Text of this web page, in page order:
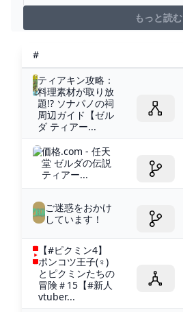
もっと読む
#
ティアキン攻略：
料理素材が取り放
題!? ソナパノの祠
周辺ガイド【ゼル
ダ ティアー...
価格.com - 任天
堂 ゼルダの伝説
ティアー...
ご迷惑をおかけ
しています！
【#ピクミン4】
ポンコツ王子(♀)
とピクミンたちの
冒険＃15【#新人
vtuber...